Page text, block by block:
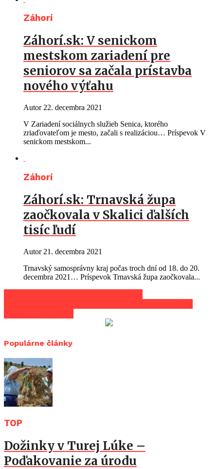
Záhorí
Záhorí.sk: V senickom
mestskom zariadení pre
seniorov sa začala prístavba
nového výťahu
Autor 22. decembra 2021
V Zariadení sociálnych služieb Senica, ktorého
zriaďovateľom je mesto, začali s realizáciou… Príspevok V
senickom mestskom...
Záhorí
Záhorí.sk: Trnavská župa
zaočkovala v Skalici ďalších
tisíc ľudí
Autor 21. decembra 2021
Trnavský samosprávny kraj počas troch dní od 18. do 20.
decembra 2021… Príspevok Trnavská župa zaočkovala...
Populárne články
TOP
Dožinky v Turej Lúke –
Poďakovanie za úrodu